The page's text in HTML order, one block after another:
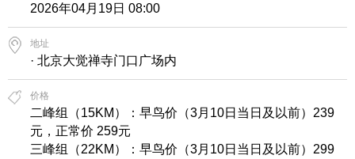
2026年04月19日 08:00
地址
· 北京大觉禅寺门口广场内
价格
二峰组（15KM）：早鸟价（3月10日当日及以前）239
元，正常价 259元
三峰组（22KM）：早鸟价（3月10日当日及以前）299